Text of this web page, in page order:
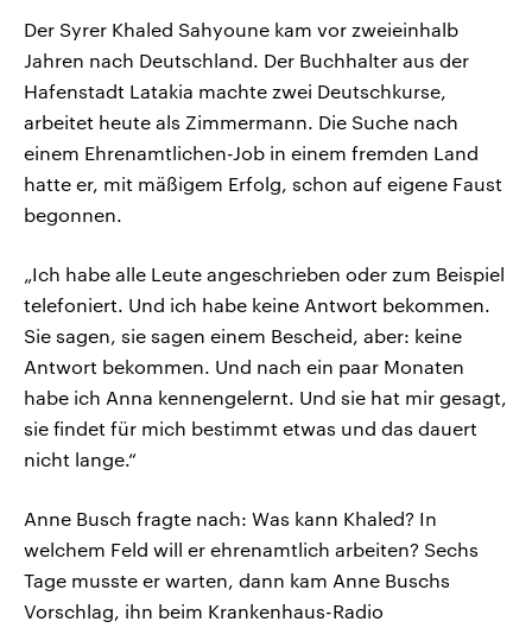
Der Syrer Khaled Sahyoune kam vor zweieinhalb
Jahren nach Deutschland. Der Buchhalter aus der
Hafenstadt Latakia machte zwei Deutschkurse,
arbeitet heute als Zimmermann. Die Suche nach
einem Ehrenamtlichen-Job in einem fremden Land
hatte er, mit mäßigem Erfolg, schon auf eigene Faust
begonnen.
„Ich habe alle Leute angeschrieben oder zum Beispiel
telefoniert. Und ich habe keine Antwort bekommen.
Sie sagen, sie sagen einem Bescheid, aber: keine
Antwort bekommen. Und nach ein paar Monaten
habe ich Anna kennengelernt. Und sie hat mir gesagt,
sie findet für mich bestimmt etwas und das dauert
nicht lange.“
Anne Busch fragte nach: Was kann Khaled? In
welchem Feld will er ehrenamtlich arbeiten? Sechs
Tage musste er warten, dann kam Anne Buschs
Vorschlag, ihn beim Krankenhaus-Radio